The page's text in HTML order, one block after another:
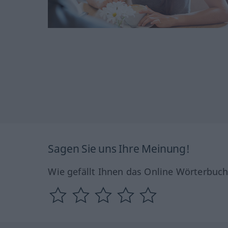
Sagen Sie uns Ihre Meinung!
Wie gefällt Ihnen das Online